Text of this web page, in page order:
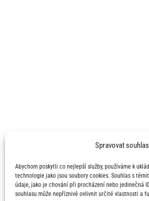
Spravovat
Abychom poskytli co nejlepší služby, používáme k
technologie jako jsou soubory cookies. Souhlas s
údaje, jako je chování při procházení nebo jedinečná
souhlasu může nepříznivě ovlivnit určité vlastnosti a